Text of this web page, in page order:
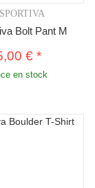
Bolt Pant M
€ *
en stock